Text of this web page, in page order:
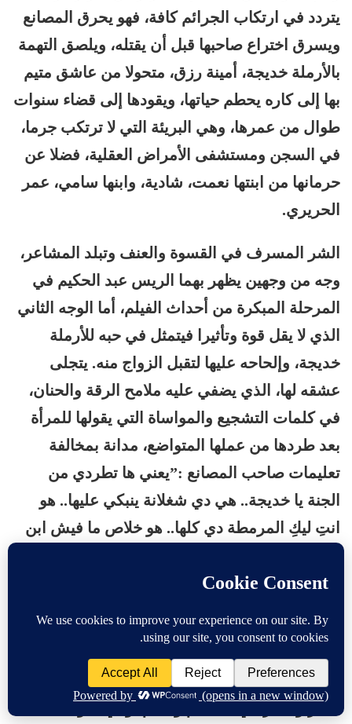
يتردد في ارتكاب الجرائم كافة، فهو يحرق المصانع
ويسرق اختراع صاحبها قبل أن يقتله، ويلصق التهمة
بالأرملة خديجة، أمينة رزق، متحولا من عاشق متيم
بها إلى كاره يحطم حياتها، ويقودها إلى قضاء سنوات
طوال من عمرها، وهي البريئة التي لا ترتكب جرما،
في السجن ومستشفى الأمراض العقلية، فضلا عن
حرمانها من ابنتها نعمت، شادية، وابنها سامي، عمر
الحريري.
الشر المسرف في القسوة والعنف وتبلد المشاعر،
وجه من وجهين يظهر بهما الريس عبد الحكيم في
المرحلة المبكرة من أحداث الفيلم، أما الوجه الثاني
الذي لا يقل قوة وتأثيرا فيتمثل في حبه للأرملة
خديجة، وإلحاحه عليها لتقبل الزواج منه. يتجلى
عشقه لها، الذي يضفي عليه ملامح الرقة والحنان،
في كلمات التشجيع والمواساة التي يقولها للمرأة
بعد طردها من عملها المتواضع، مدانة بمخالفة
تعليمات صاحب المصانع :”يعني ها تطردي من
الجنة يا خديجة.. هي دي شغلانة ينبكي عليها.. هو
انتِ ليكِ المرمطة دي كلها.. هو خلاص ما فيش ابن
واولاد الحلال كتير”.
بأسلوبه الفريد المتمكن، القادر على الإقناع بفضل
والرسائل الصادرة عن عينيه، يجمع زكي رستم بين